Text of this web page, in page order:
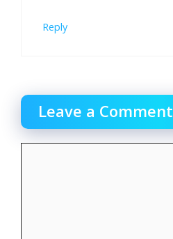
Reply
Leave a Comment